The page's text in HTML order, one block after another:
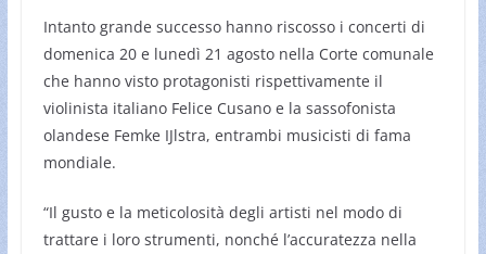
Intanto grande successo hanno riscosso i concerti di
domenica 20 e lunedì 21 agosto nella Corte comunale
che hanno visto protagonisti rispettivamente il
violinista italiano Felice Cusano e la sassofonista
olandese Femke IJlstra, entrambi musicisti di fama
mondiale.
“Il gusto e la meticolosità degli artisti nel modo di
trattare i loro strumenti, nonché l’accuratezza nella